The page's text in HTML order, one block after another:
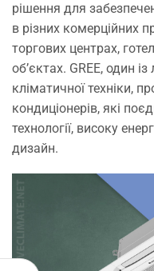
рішення для
в різних комерційних
торгових центрах,
об’єктах. GREE, один
кліматичної техніки,
кондиціонерів, які
технології, високу
дизайн.